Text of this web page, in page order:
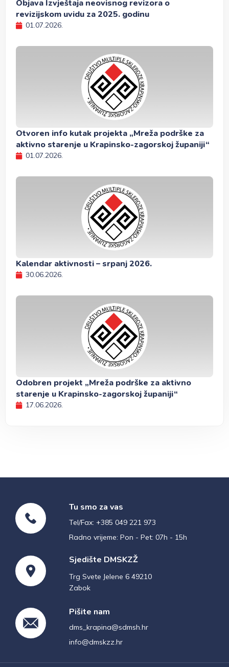
Objava Izvještaja neovisnog revizora o
revizijskom uvidu za 2025. godinu
01.07.2026.
Otvoren info kutak projekta „Mreža podrške za
aktivno starenje u Krapinsko-zagorskoj županiji“
01.07.2026.
Kalendar aktivnosti – srpanj 2026.
30.06.2026.
Odobren projekt „Mreža podrške za aktivno
starenje u Krapinsko-zagorskoj županiji“
17.06.2026.
Tu smo za vas
Tel/Fax: +385 049 221 973
Radno vrijeme: Pon - Pet: 07h - 15h
Sjedište DMSKZŽ
Trg Svete Jelene 6 49210
Zabok
Pišite nam
dms_krapina@sdmsh.hr
info@dmskzz.hr